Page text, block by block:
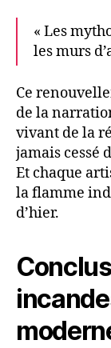
« Les
les murs
Ce
de la
vivant de la
jamais cessé
Et chaque
la flamme
d’hier.